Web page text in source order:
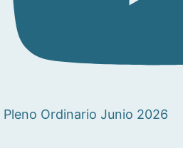
Pleno Ordinario Junio 2026